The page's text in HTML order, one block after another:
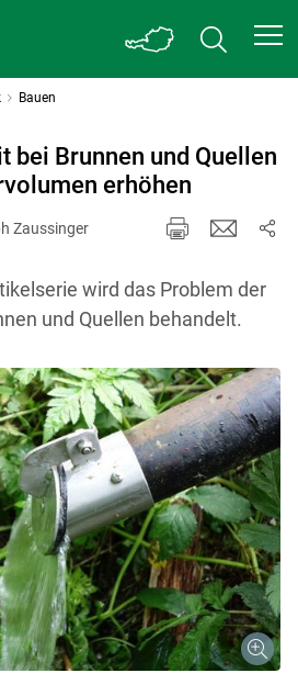
Bauen
bei Brunnen und Quellen
erhöhen
Zaussinger
wird das Problem der
und Quellen behandelt.